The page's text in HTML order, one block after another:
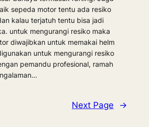
sepeda motor tentu ada resiko
kalau terjatuh tentu bisa jadi
untuk mengurangi resiko maka
diwajibkan untuk memakai helm
untuk mengurangi resiko
pemandu profesional, ramah
Next Page →